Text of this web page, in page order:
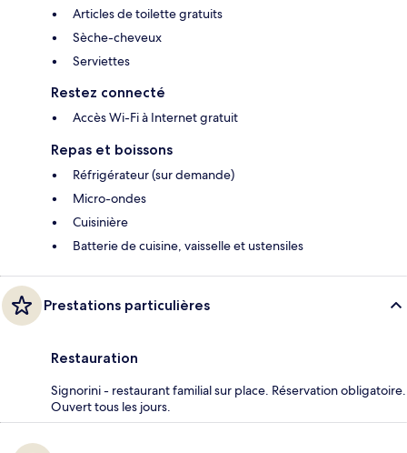
Articles de toilette gratuits
Sèche-cheveux
Serviettes
Restez connecté
Accès Wi-Fi à Internet gratuit
Repas et boissons
Réfrigérateur (sur demande)
Micro-ondes
Cuisinière
Batterie de cuisine, vaisselle et ustensiles
Prestations particulières
Restauration
Signorini - restaurant familial sur place. Réservation obligatoire.
Ouvert tous les jours.